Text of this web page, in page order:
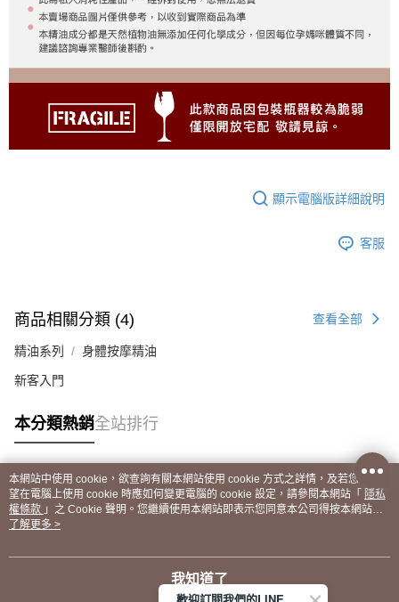
顯示電腦版詳細說明
客服
商品相關分類 (4) 查看全部
精油系列 身體按摩精油
新客入門
本分類熱銷全站排行
熱門標籤
本網站中使用 cookie，欲查詢有關本網站使用 cookie 方式之詳情，及若您不希
望在電腦上使用 cookie 時應如何變更電腦的 cookie 設定，請參閱本網站「 隱私
權條款 」之 Cookie 聲明。您繼續使用本網站即表示您同意本公司得按本網站使
用條款之 Cookie 聲明使用 cookie。
了解更多 >
我知道了